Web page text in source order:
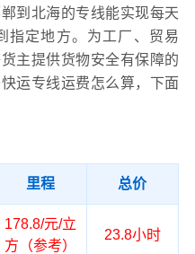
到北海的专线能实现每天
指定地方。为工厂、贸易
主提供货物安全有保障的
运专线运费怎么算，下面
里程 总价
178.8/元/立
方（参考）
23.8小时